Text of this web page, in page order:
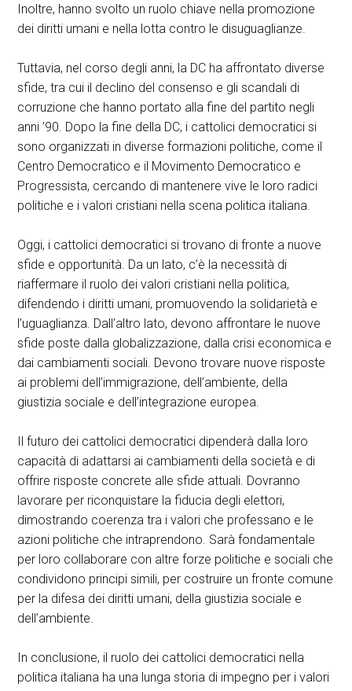
Inoltre, hanno svolto un ruolo chiave nella promozione
dei diritti umani e nella lotta contro le disuguaglianze.
Tuttavia, nel corso degli anni, la DC ha affrontato diverse
sfide, tra cui il declino del consenso e gli scandali di
corruzione che hanno portato alla fine del partito negli
anni ’90. Dopo la fine della DC, i cattolici democratici si
sono organizzati in diverse formazioni politiche, come il
Centro Democratico e il Movimento Democratico e
Progressista, cercando di mantenere vive le loro radici
politiche e i valori cristiani nella scena politica italiana.
Oggi, i cattolici democratici si trovano di fronte a nuove
sfide e opportunità. Da un lato, c’è la necessità di
riaffermare il ruolo dei valori cristiani nella politica,
difendendo i diritti umani, promuovendo la solidarietà e
l’uguaglianza. Dall’altro lato, devono affrontare le nuove
sfide poste dalla globalizzazione, dalla crisi economica e
dai cambiamenti sociali. Devono trovare nuove risposte
ai problemi dell’immigrazione, dell’ambiente, della
giustizia sociale e dell’integrazione europea.
Il futuro dei cattolici democratici dipenderà dalla loro
capacità di adattarsi ai cambiamenti della società e di
offrire risposte concrete alle sfide attuali. Dovranno
lavorare per riconquistare la fiducia degli elettori,
dimostrando coerenza tra i valori che professano e le
azioni politiche che intraprendono. Sarà fondamentale
per loro collaborare con altre forze politiche e sociali che
condividono principi simili, per costruire un fronte comune
per la difesa dei diritti umani, della giustizia sociale e
dell’ambiente.
In conclusione, il ruolo dei cattolici democratici nella
politica italiana ha una lunga storia di impegno per i valori